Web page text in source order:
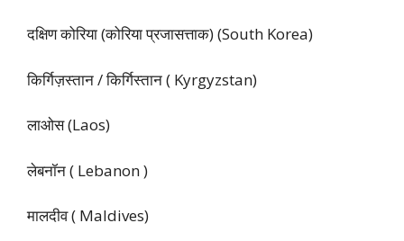
दक्षिण कोरिया (कोरिया प्रजासत्ताक) (South Korea)
किर्गिज़स्तान / किर्गिस्तान ( Kyrgyzstan)
लाओस (Laos)
लेबनॉन ( Lebanon )
मालदीव ( Maldives)